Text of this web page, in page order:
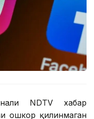
NDTV хабар
ошкор қилинмаган